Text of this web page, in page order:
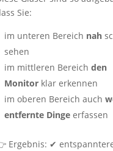
Sie:
im unteren Bereich nah
sehen
im mittleren Bereich den
Monitorklar erkennen
im oberen Bereich auch
entfernte Dingeerfassen
Ergebnis: ✔